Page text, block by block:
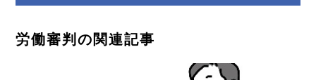
労働審判の関連記事